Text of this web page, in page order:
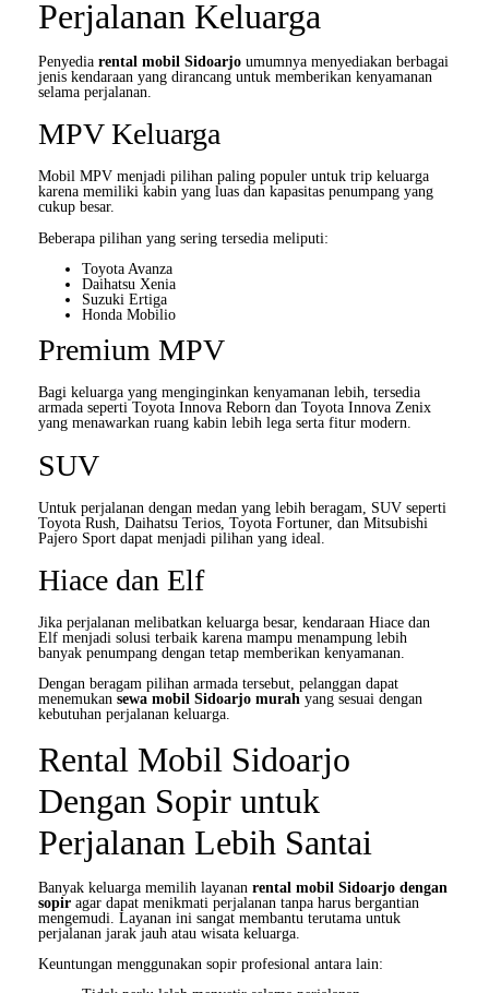
Perjalanan Keluarga
Penyedia rental mobil Sidoarjo umumnya menyediakan berbagai
jenis kendaraan yang dirancang untuk memberikan kenyamanan
selama perjalanan.
MPV Keluarga
Mobil MPV menjadi pilihan paling populer untuk trip keluarga
karena memiliki kabin yang luas dan kapasitas penumpang yang
cukup besar.
Beberapa pilihan yang sering tersedia meliputi:
Toyota Avanza
Daihatsu Xenia
Suzuki Ertiga
Honda Mobilio
Premium MPV
Bagi keluarga yang menginginkan kenyamanan lebih, tersedia
armada seperti Toyota Innova Reborn dan Toyota Innova Zenix
yang menawarkan ruang kabin lebih lega serta fitur modern.
SUV
Untuk perjalanan dengan medan yang lebih beragam, SUV seperti
Toyota Rush, Daihatsu Terios, Toyota Fortuner, dan Mitsubishi
Pajero Sport dapat menjadi pilihan yang ideal.
Hiace dan Elf
Jika perjalanan melibatkan keluarga besar, kendaraan Hiace dan
Elf menjadi solusi terbaik karena mampu menampung lebih
banyak penumpang dengan tetap memberikan kenyamanan.
Dengan beragam pilihan armada tersebut, pelanggan dapat
menemukan sewa mobil Sidoarjo murah yang sesuai dengan
kebutuhan perjalanan keluarga.
Rental Mobil Sidoarjo
Dengan Sopir untuk
Perjalanan Lebih Santai
Banyak keluarga memilih layanan rental mobil Sidoarjo dengan
sopir agar dapat menikmati perjalanan tanpa harus bergantian
mengemudi. Layanan ini sangat membantu terutama untuk
perjalanan jarak jauh atau wisata keluarga.
Keuntungan menggunakan sopir profesional antara lain: